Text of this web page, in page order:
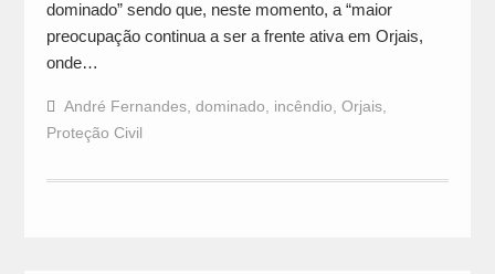
dominado” sendo que, neste momento, a “maior
preocupação continua a ser a frente ativa em Orjais,
onde…
André Fernandes, dominado incêndio Orjais,
Proteção Civil